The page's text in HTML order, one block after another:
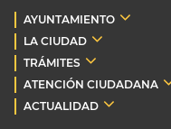
AYUNTAMIENTO
LA CIUDAD
TRÁMITES
ATENCIÓN CIUDADANA
ACTUALIDAD